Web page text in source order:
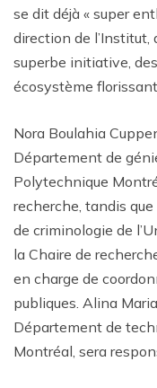
se dit déjà « super
direction de l’Institut,
superbe initiative,
écosystème florissant
Nora Boulahia
Département de
Polytechnique
recherche, tandis
de criminologie de
la Chaire de
en charge de
publiques. Alina
Département de
Montréal, sera